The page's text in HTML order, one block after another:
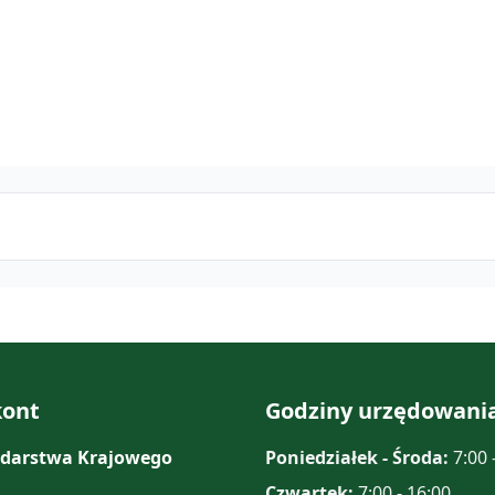
Krajowego
Godziny
Poniedziałek - Środa: 7:00